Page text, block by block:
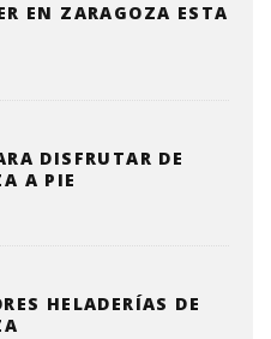
EN ZARAGOZA ESTA
DISFRUTAR DE
A PIE
HELADERÍAS DE